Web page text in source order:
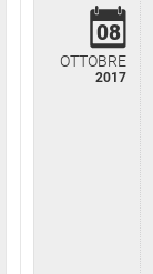
08
OTTOBRE
2017